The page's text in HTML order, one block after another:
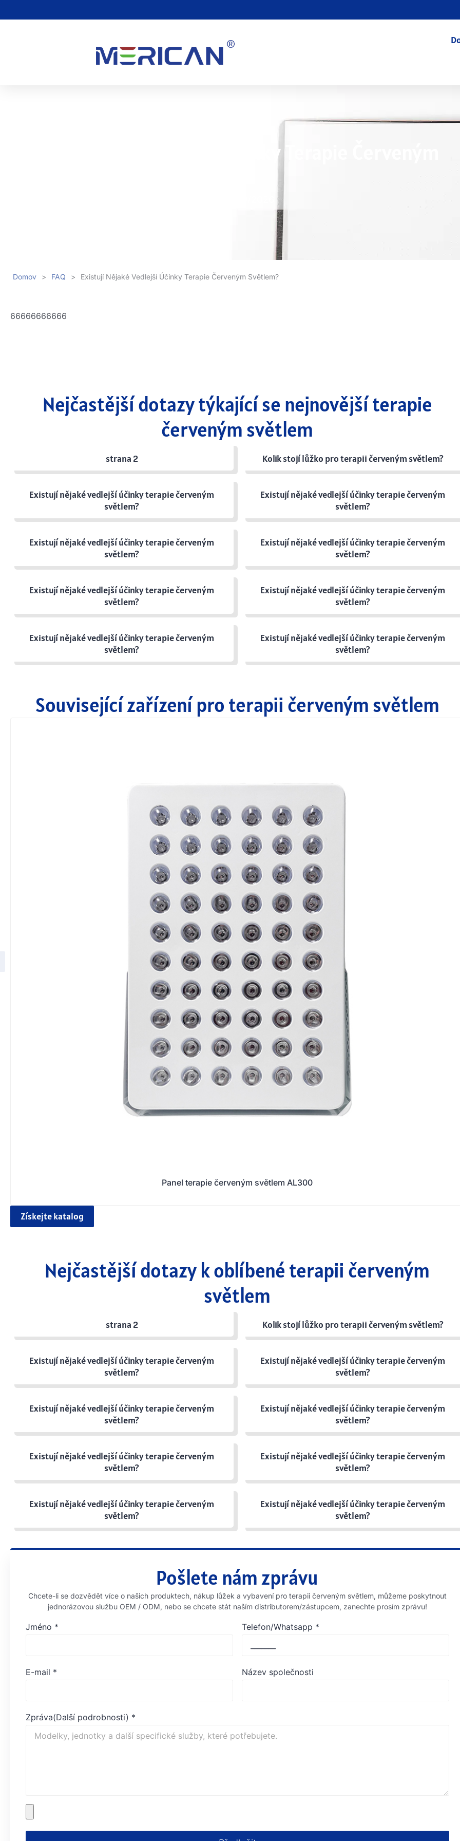
Existují Nějaké Vedlejší Účinky Terapie Červeným
Domov > FAQ > Existují Nějaké Vedlejší Účinky Terapie Červeným Světlem?
66666666666
Nejčastější dotazy týkající se nejnovější terapie
červeným světlem
strana 2 Kolik stojí lůžko pro terapii červeným světlem?
Existují nějaké vedlejší účinky terapie červeným
světlem?
Existují nějaké vedlejší účinky terapie červeným
světlem?
Existují nějaké vedlejší účinky terapie červeným
světlem?
Existují nějaké vedlejší účinky terapie červeným
světlem?
Existují nějaké vedlejší účinky terapie červeným
světlem?
Existují nějaké vedlejší účinky terapie červeným
světlem?
Existují nějaké vedlejší účinky terapie červeným
světlem?
Existují nějaké vedlejší účinky terapie červeným
světlem?
Související zařízení pro terapii červeným světlem
Panel terapie červeným světlem AL300
Získejte katalog
Nejčastější dotazy k oblíbené terapii červeným
světlem
strana 2 Kolik stojí lůžko pro terapii červeným světlem?
Existují nějaké vedlejší účinky terapie červeným
světlem?
Existují nějaké vedlejší účinky terapie červeným
světlem?
Existují nějaké vedlejší účinky terapie červeným
světlem?
Existují nějaké vedlejší účinky terapie červeným
světlem?
Existují nějaké vedlejší účinky terapie červeným
světlem?
Existují nějaké vedlejší účinky terapie červeným
světlem?
Existují nějaké vedlejší účinky terapie červeným
světlem?
Existují nějaké vedlejší účinky terapie červeným
světlem?
Pošlete nám zprávu
Chcete-li se dozvědět více o našich produktech, nákup lůžek a vybavení pro terapii červeným světlem, můžeme poskytnout
jednorázovou službu OEM / ODM, nebo se chcete stát naším distributorem/zástupcem, zanechte prosím zprávu!
Jméno * Telefon/Whatsapp *
E-mail * Název společnosti
Zpráva(Další podrobnosti) *